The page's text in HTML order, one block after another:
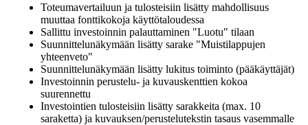
Toteumavertailuun ja tulosteisiin lisätty mahdollisuus
muuttaa fonttikokoja käyttötaloudessa
Sallittu investoinnin palauttaminen "Luotu" tilaan
Suunnittelunäkymään lisätty sarake "Muistilappujen
yhteenveto"
Suunnittelunäkymään lisätty lukitus toiminto (pääkäyttäjät)
Investoinnin perustelu- ja kuvauskenttien kokoa
suurennettu
Investointien tulosteisiin lisätty sarakkeita (max. 10
saraketta) ja kuvauksen/perustelutekstin tasaus vasemmalle